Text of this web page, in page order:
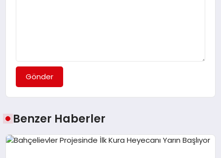
Gönder
Benzer Haberler